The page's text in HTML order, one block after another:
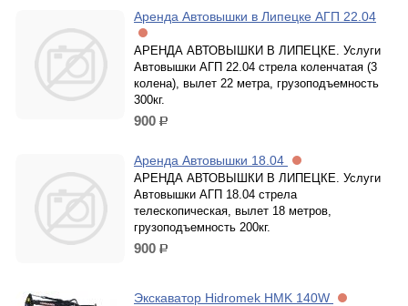
Аренда Автовышки в Липецке АГП 22.04
АРЕНДА АВТОВЫШКИ В ЛИПЕЦКЕ. Услуги
Автовышки АГП 22.04 стрела коленчатая (3
колена), вылет 22 метра, грузоподъемность
300кг.
900 р.
Аренда Автовышки 18.04
АРЕНДА АВТОВЫШКИ В ЛИПЕЦКЕ. Услуги
Автовышки АГП 18.04 стрела
телескопическая, вылет 18 метров,
грузоподъемность 200кг.
900 р.
Экскаватор Hidromek HMK 140W